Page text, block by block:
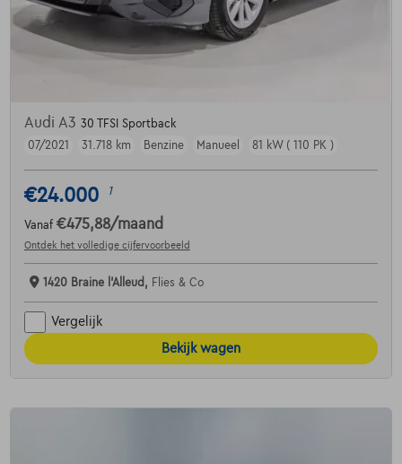
Audi A3 30 TFSI Sportback
07/2021
31.718 km Benzine Manueel 81 kW ( 110 PK )
€24.000 1
Vanaf €475,88/maand
Ontdek het volledige cijfervoorbeeld
1420 Braine l'Alleud, Flies & Co
Vergelijk
Bekijk wagen